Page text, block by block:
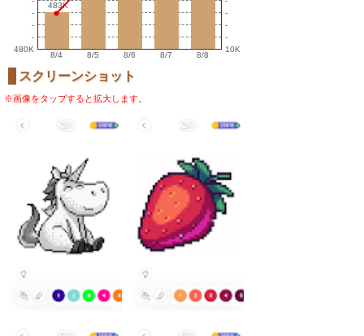
-
-
-
480K
483K
483K
8/4 8/5 8/6 8/7 8/8
-
-
-
10K
スクリーンショット
※画像をタップすると拡大します。